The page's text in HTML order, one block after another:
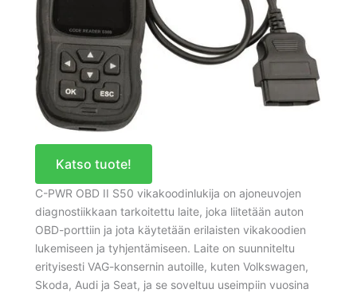
Katso tuote!
C-PWR OBD II S50 vikakoodinlukija on ajoneuvojen
diagnostiikkaan tarkoitettu laite, joka liitetään auton
OBD-porttiin ja jota käytetään erilaisten vikakoodien
lukemiseen ja tyhjentämiseen. Laite on suunniteltu
erityisesti VAG-konsernin autoille, kuten Volkswagen,
Skoda, Audi ja Seat, ja se soveltuu useimpiin vuosina